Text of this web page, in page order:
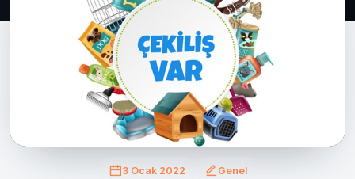
3 Ocak 2022 Genel